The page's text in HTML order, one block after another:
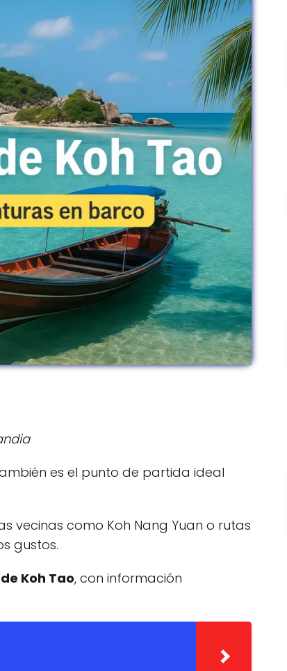
es el punto de partida ideal
vecinas como Koh Nang Yuan o rutas
gustos.
Koh Tao, con información